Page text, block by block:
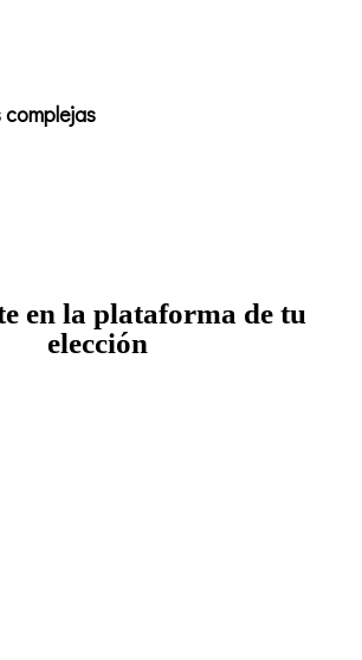
en la plataforma de tu
elección